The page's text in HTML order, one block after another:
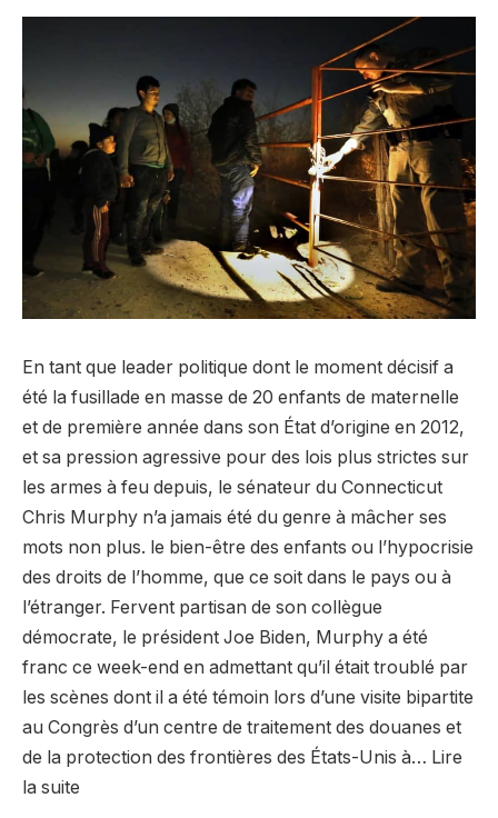
En tant que leader politique dont le moment décisif a
été la fusillade en masse de 20 enfants de maternelle
et de première année dans son État d’origine en 2012,
et sa pression agressive pour des lois plus strictes sur
les armes à feu depuis, le sénateur du Connecticut
Chris Murphy n’a jamais été du genre à mâcher ses
mots non plus. le bien-être des enfants ou l’hypocrisie
des droits de l’homme, que ce soit dans le pays ou à
l’étranger. Fervent partisan de son collègue
démocrate, le président Joe Biden, Murphy a été
franc ce week-end en admettant qu’il était troublé par
les scènes dont il a été témoin lors d’une visite bipartite
au Congrès d’un centre de traitement des douanes et
de la protection des frontières des États-Unis à… Lire
la suite